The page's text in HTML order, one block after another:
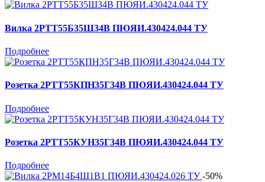
Вилка 2РТТ55Б35Ш34В ПЮЯИ.430424.044 ТУ
Подробнее
Розетка 2РТТ55КПН35Г34В ПЮЯИ.430424.044 ТУ
Подробнее
Розетка 2РТТ55КУН35Г34В ПЮЯИ.430424.044 ТУ
Подробнее
-50%